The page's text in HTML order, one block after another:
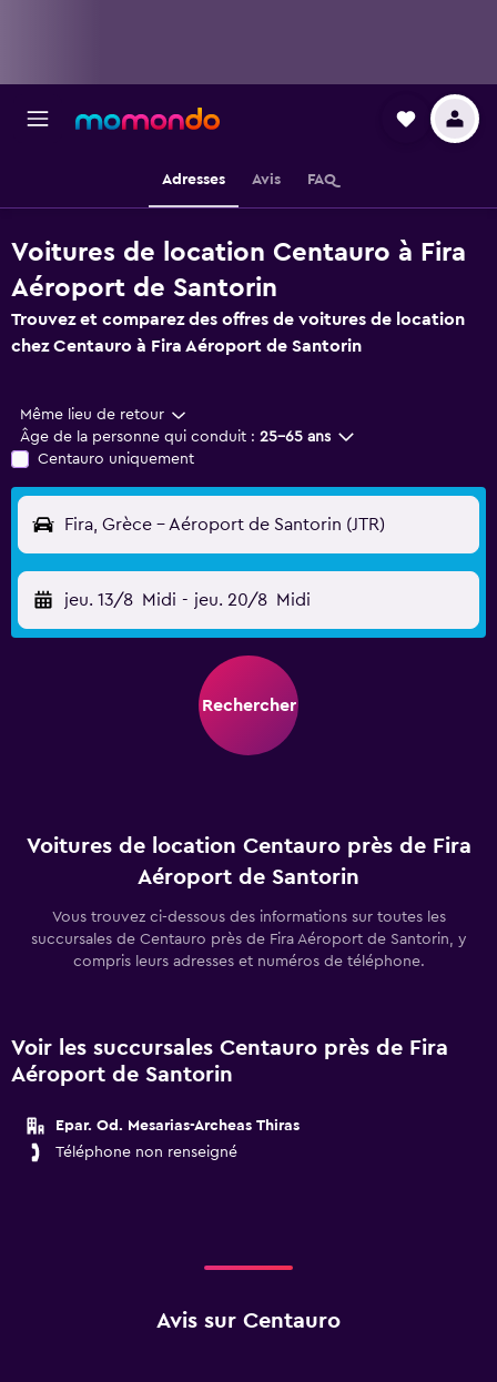
Adresses Avis FAQ
Voitures de location Centauro à Fira
Aéroport de Santorin
Trouvez et comparez des offres de voitures de location
chez Centauro à Fira Aéroport de Santorin
Même lieu de retour
Âge de la personne qui conduit : 25-65 ans
Centauro uniquement
Fira, Grèce - Aéroport de Santorin (JTR)
jeu. 13/8 Midi - jeu. 20/8 Midi
Rechercher
Voitures de location Centauro près de Fira
Aéroport de Santorin
Vous trouvez ci-dessous des informations sur toutes les
succursales de Centauro près de Fira Aéroport de Santorin, y
compris leurs adresses et numéros de téléphone.
Voir les succursales Centauro près de Fira
Aéroport de Santorin
Epar. Od. Mesarias-Archeas Thiras
Téléphone non renseigné
Avis sur Centauro